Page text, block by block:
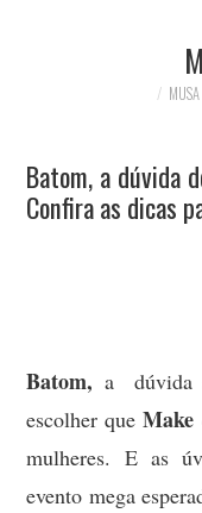
MODA
QUEM SOU EU
CONTATO
WHATSAPP
Batom, a dúvida
Confira as dicas
Batom, a dúvida
escolher que Make
mulheres. E as
evento mega